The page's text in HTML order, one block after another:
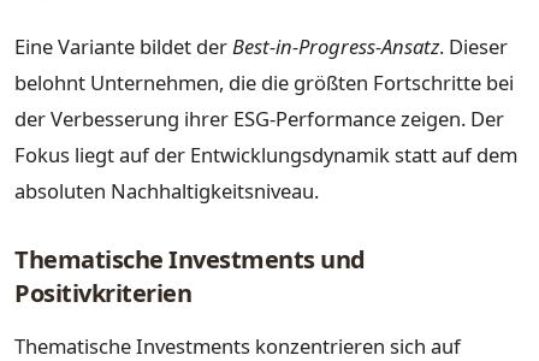
Eine Variante bildet der Best-in-Progress-Ansatz. Dieser
belohnt Unternehmen, die die größten Fortschritte bei
der Verbesserung ihrer ESG-Performance zeigen. Der
Fokus liegt auf der Entwicklungsdynamik statt auf dem
absoluten Nachhaltigkeitsniveau.
Thematische Investments und
Positivkriterien
Thematische Investments konzentrieren sich auf